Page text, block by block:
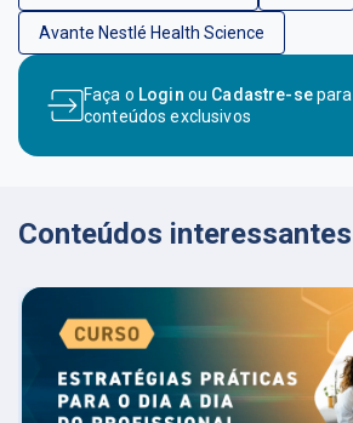
Avante Nestlé Health Science
Faça o Login ou Cadastre-separa
conteúdos exclusivos
Conteúdos